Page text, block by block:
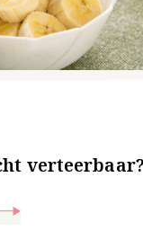
verteerbaar?